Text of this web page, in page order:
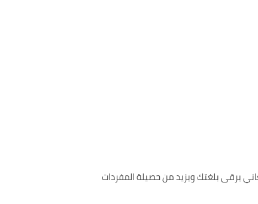
يرقى بلغتك ويزيد من حصيلة المفردات